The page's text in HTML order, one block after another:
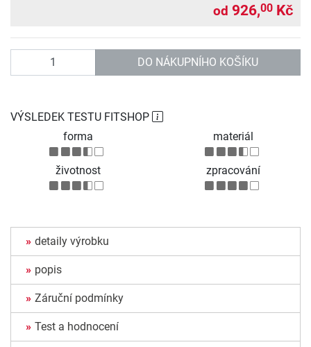
od 926,00 Kč
DO NÁKUPNÍHO KOŠÍKU
VÝSLEDEK TESTU FITSHOP
forma
materiál
životnost zpracování
detaily výrobku
popis
Záruční podmínky
Test a hodnocení